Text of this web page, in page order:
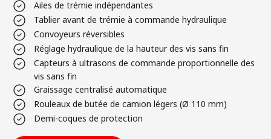
Ailes de trémie indépendantes
Tablier avant de trémie à commande hydraulique
Convoyeurs réversibles
Réglage hydraulique de la hauteur des vis sans fin
Capteurs à ultrasons de commande proportionnelle des
vis sans fin
Graissage centralisé automatique
Rouleaux de butée de camion légers (Ø 110 mm)
Demi-coques de protection